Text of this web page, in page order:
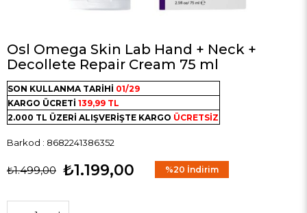
Osl Omega Skin Lab Hand + Neck +
Decollete Repair Cream 75 ml
SON KULLANMA TARİHİ 01/29
KARGO ÜCRETİ139,99 TL
2.000 TL ÜZERİ ALIŞVERİŞTE KARGO ÜCRETSİZ
Barkod : 8682241386352
₺1.499,00 ₺1.199,00 %20 İndirim